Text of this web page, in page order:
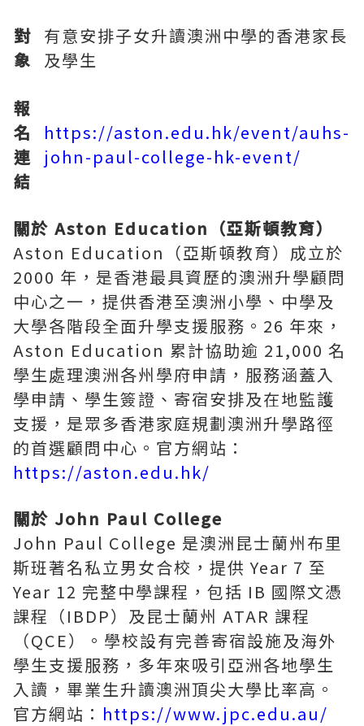
對
象
有意安排子女升讀澳洲中學的香港家長
及學生
報
名
連
結
https://aston.edu.hk/event/auhs-
john-paul-college-hk-event/
關於 Aston Education（亞斯頓教育）
Aston Education（亞斯頓教育）成立於
2000 年，是香港最具資歷的澳洲升學顧問
中心之一，提供香港至澳洲小學、中學及
大學各階段全面升學支援服務。26 年來，
Aston Education 累計協助逾 21,000 名
學生處理澳洲各州學府申請，服務涵蓋入
學申請、學生簽證、寄宿安排及在地監護
支援，是眾多香港家庭規劃澳洲升學路徑
的首選顧問中心。官方網站：
https://aston.edu.hk/
關於 John Paul College
John Paul College 是澳洲昆士蘭州布里
斯班著名私立男女合校，提供 Year 7 至
Year 12 完整中學課程，包括 IB 國際文憑
課程（IBDP）及昆士蘭州 ATAR 課程
（QCE）。學校設有完善寄宿設施及海外
學生支援服務，多年來吸引亞洲各地學生
入讀，畢業生升讀澳洲頂尖大學比率高。
官方網站： https://www.jpc.edu.au/